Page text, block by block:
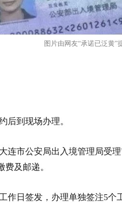
图片由网友“承诺已泛黄”
后到现场办理。
连市公安局出入境管理局受
及邮递。
作日签发，办理单独签注5个